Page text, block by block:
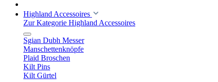
Highland Accessoires
Zur Kategorie Highland Accessoires
Sgian Dubh Messer
Manschettenknöpfe
Plaid Broschen
Kilt Pins
Kilt Gürtel